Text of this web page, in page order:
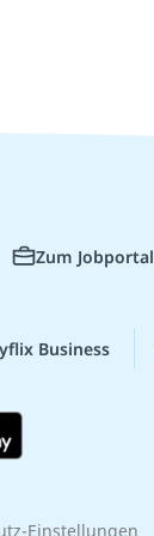
Zum Jobportal
Business
Einstellungen